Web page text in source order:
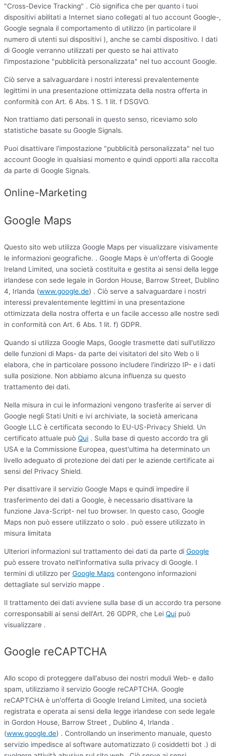
"Cross-Device Tracking" . Ciò significa che per quanto i tuoi
dispositivi abilitati a Internet siano collegati al tuo account Google-,
Google segnala il comportamento di utilizzo (in particolare il
numero di utenti sui dispositivi ), anche se cambi dispositivo. I dati
di Google verranno utilizzati per questo se hai attivato
l'impostazione "pubblicità personalizzata" nel tuo account Google.
Ciò serve a salvaguardare i nostri interessi prevalentemente
legittimi in una presentazione ottimizzata della nostra offerta in
conformità con Art. 6 Abs. 1 S. 1 lit. f DSGVO.
Non trattiamo dati personali in questo senso, riceviamo solo
statistiche basate su Google Signals.
Puoi disattivare l'impostazione "pubblicità personalizzata" nel tuo
account Google in qualsiasi momento e quindi opporti alla raccolta
da parte di Google Signals.
Online-Marketing
Google Maps
Questo sito web utilizza Google Maps per visualizzare visivamente
le informazioni geografiche. . Google Maps è un'offerta di Google
Ireland Limited, una società costituita e gestita ai sensi della legge
irlandese con sede legale in Gordon House, Barrow Street, Dublino
4, Irlanda (www.google.de) . Ciò serve a salvaguardare i nostri
interessi prevalentemente legittimi in una presentazione
ottimizzata della nostra offerta e un facile accesso alle nostre sedi
in conformità con Art. 6 Abs. 1 lit. f) GDPR.
Quando si utilizza Google Maps, Google trasmette dati sull'utilizzo
delle funzioni di Maps- da parte dei visitatori del sito Web o li
elabora, che in particolare possono includere l'indirizzo IP- e i dati
sulla posizione. Non abbiamo alcuna influenza su questo
trattamento dei dati.
Nella misura in cui le informazioni vengono trasferite ai server di
Google negli Stati Uniti e ivi archiviate, la società americana
Google LLC è certificata secondo lo EU-US-Privacy Shield. Un
certificato attuale può Qui . Sulla base di questo accordo tra gli
USA e la Commissione Europea, quest'ultima ha determinato un
livello adeguato di protezione dei dati per le aziende certificate ai
sensi del Privacy Shield.
Per disattivare il servizio Google Maps e quindi impedire il
trasferimento dei dati a Google, è necessario disattivare la
funzione Java-Script- nel tuo browser. In questo caso, Google
Maps non può essere utilizzato o solo . può essere utilizzato in
misura limitata
Ulteriori informazioni sul trattamento dei dati da parte di Google
può essere trovato nell'informativa sulla privacy di Google. I
termini di utilizzo per Google Maps contengono informazioni
dettagliate sul servizio mappe .
Il trattamento dei dati avviene sulla base di un accordo tra persone
corresponsabili ai sensi dell'Art. 26 GDPR, che Lei Qui può
visualizzare .
Google reCAPTCHA
Allo scopo di proteggere dall'abuso dei nostri moduli Web- e dallo
spam, utilizziamo il servizio Google reCAPTCHA. Google
reCAPTCHA è un'offerta di Google Ireland Limited, una società
registrata e operata ai sensi della legge irlandese con sede legale
in Gordon House, Barrow Street , Dublino 4, Irlanda .
(www.google.de) . Controllando un inserimento manuale, questo
servizio impedisce al software automatizzato (i cosiddetti bot .) di